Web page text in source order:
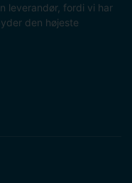
leverandør, fordi vi har
den højeste